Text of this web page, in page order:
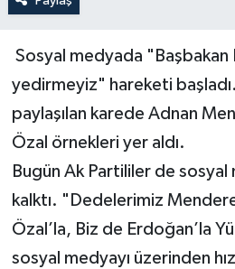
Sosyal medyada "Başbakan
yedirmeyiz" hareketi
paylaşılan karede Adnan
Özal örnekleri yer aldı.
Bugün Ak Partililer de
kalktı. "Dedelerimiz
Özal’la, Biz de Erdoğan’la
sosyal medyayı üzerinden